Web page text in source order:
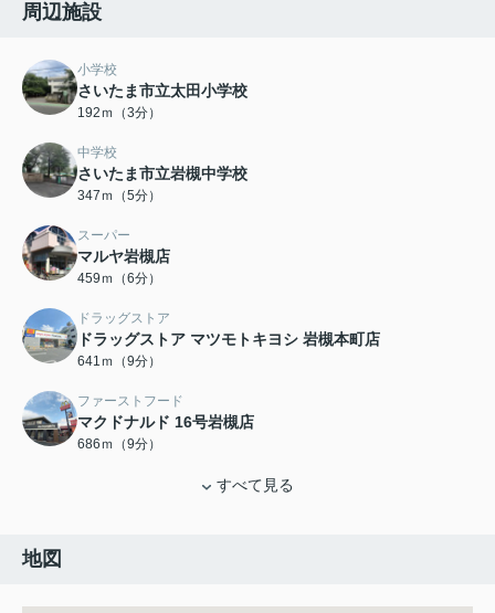
周辺施設
小学校
さいたま市立太田小学校
192ｍ（3分）
中学校
さいたま市立岩槻中学校
347ｍ（5分）
スーパー
マルヤ岩槻店
459ｍ（6分）
ドラッグストア
ドラッグストア マツモトキヨシ 岩槻本町店
641ｍ（9分）
ファーストフード
マクドナルド 16号岩槻店
686ｍ（9分）
すべて見る
地図